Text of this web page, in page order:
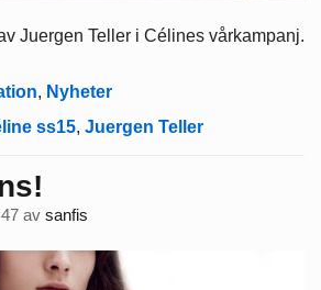
Juergen Teller i Célines vårkampanj.
, Nyheter
ss15, Juergen Teller
av sanfis